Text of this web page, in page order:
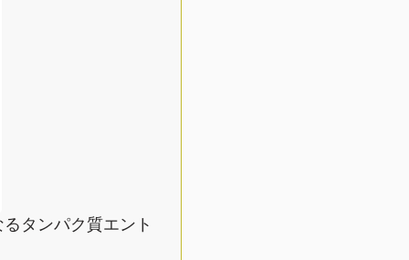
タンパク質エント